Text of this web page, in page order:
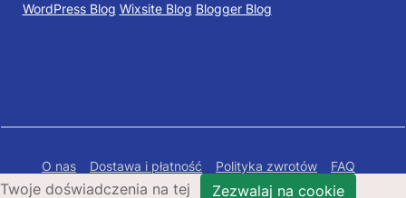
WordPress Blog Wixsite Blog Blogger Blog
O nas Dostawa i płatność Polityka zwrotów
FAQ
Polityka prywatności
Mapa Strony
Twoje doświadczenia na tej Zezwalaj na cookie